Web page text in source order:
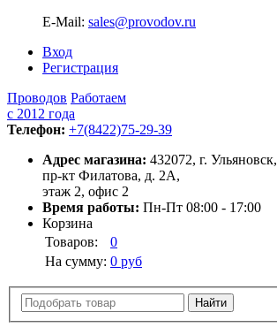
E-Mail: sales@provodov.ru
Вход
Регистрация
Проводов Работаем
с 2012 года
Телефон: +7(8422)75-29-39
Адрес магазина: 432072, г. Ульяновск,
пр-кт Филатова, д. 2А,
этаж 2, офис 2
Время работы: Пн-Пт 08:00 - 17:00
Корзина
Товаров:
0
На сумму: 0 руб